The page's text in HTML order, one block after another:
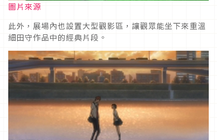
圖片來源
此外，展場內也設置大型觀影區，讓觀眾能坐下來重溫
細田守作品中的經典片段。